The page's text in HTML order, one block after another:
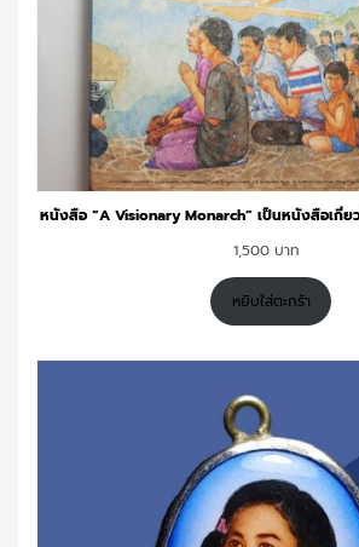
หนังสือ “A Visionary Monarch” เป็นหนังสือเกี่
1,500
หยิบใส่ตะกร้า